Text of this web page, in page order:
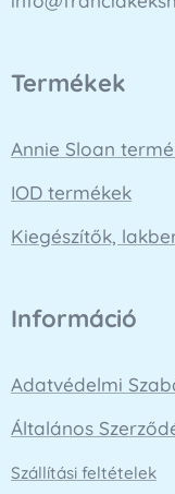
Termékek
Annie Sloan
IOD termékek
Kiegészítők,
Információ
Adatvédelmi
Általános
Szállítási feltételek